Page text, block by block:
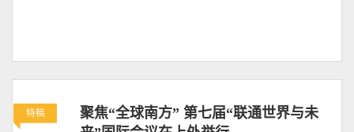
特稿
聚焦“全球南方” 第七届“联通世界与未